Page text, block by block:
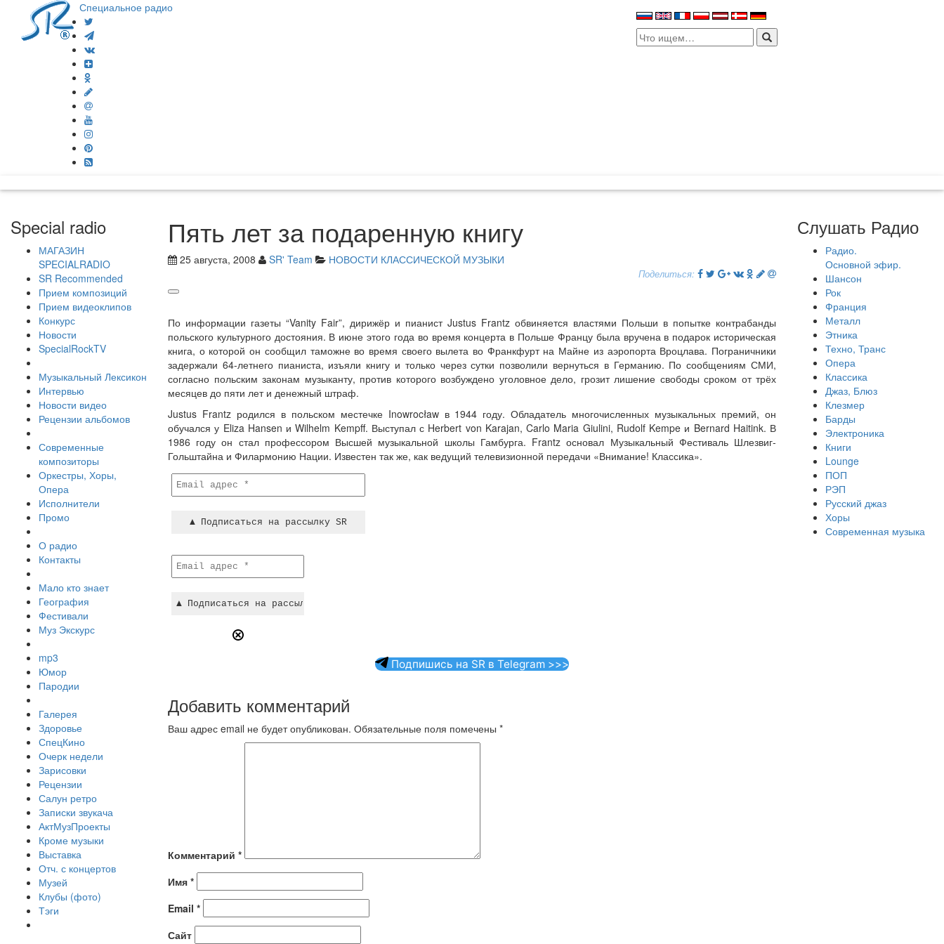
Специальное радио
Search
for:
Special radio
МАГАЗИН
SPECIALRADIO
SR Recommended
Прием композиций
Прием видеоклипов
Конкурс
Новости
SpecialRockTV
Музыкальный Лексикон
Интервью
Новости видео
Рецензии альбомов
Современные
композиторы
Оркестры, Хоры,
Опера
Исполнители
Промо
О радио
Контакты
Мало кто знает
География
Фестивали
Муз Экскурс
mp3
Юмор
Пародии
Галерея
Здоровье
СпецКино
Очерк недели
Зарисовки
Рецензии
Салун ретро
Записки звукача
АктМузПроекты
Кроме музыки
Выставка
Отч. с концертов
Музей
Клубы (фото)
Тэги
Пять лет за подаренную книгу
25 августа, 2008 SR' Team НОВОСТИ КЛАССИЧЕСКОЙ МУЗЫКИ
Поделиться:
По информации газеты “Vanity Fair”, дирижёр и пианист Justus Frantz обвиняется властями Польши в попытке контрабанды
польского культурного достояния. В июне этого года во время концерта в Польше Францу была вручена в подарок историческая
книга, о которой он сообщил таможне во время своего вылета во Франкфурт на Майне из аэропорта Вроцлава. Пограничники
задержали 64-летнего пианиста, изъяли книгу и только через сутки позволили вернуться в Германию. По сообщениям СМИ,
согласно польским законам музыканту, против которого возбуждено уголовное дело, грозит лишение свободы сроком от трёх
месяцев до пяти лет и денежный штраф.
Justus Frantz родился в польском местечке Inowrocław в 1944 году. Обладатель многочисленных музыкальных премий, он
обучался у Eliza Hansen и Wilhelm Kempff. Выступал с Herbert von Karajan, Carlo Maria Giulini, Rudolf Kempe и Bernard Haitink. В
1986 году он стал профессором Высшей музыкальной школы Гамбурга. Frantz основал Музыкальный Фестиваль Шлезвиг-
Гольштайна и Филармонию Нации. Известен так же, как ведущий телевизионной передачи «Внимание! Классика».
Подпишись на SR в Telegram >>>
Добавить комментарий
Ваш адрес email не будет опубликован. Обязательные поля помечены *
Комментарий *
Имя *
Email *
Сайт
Слушать Радио
Радио.
Основной эфир.
Шансон
Рок
Франция
Металл
Этника
Техно, Транс
Опера
Классика
Джаз, Блюз
Клезмер
Барды
Электроника
Книги
Lounge
ПОП
РЭП
Русский джаз
Хоры
Современная музыка